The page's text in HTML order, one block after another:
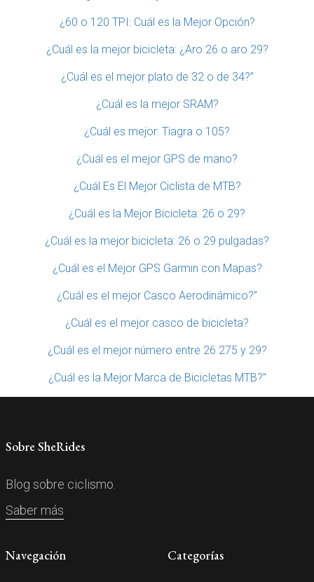
¿60 o 120 TPI: Cuál es la Mejor Opción?
¿Cuál es la mejor bicicleta: ¿Aro 26 o aro 29?
¿Cuál es el mejor plato de 32 o de 34?”
¿Cuál es la mejor SRAM?
¿Cuál es mejor: Tiagra o 105?
¿Cuál es el mejor GPS de mano?
¿Cuál Es El Mejor Ciclista de MTB?
¿Cuál es la Mejor Bicicleta: 26 o 29?
¿Cuál es la mejor bicicleta: 26 o 29 pulgadas?
¿Cuál es el Mejor GPS Garmin con Mapas?
¿Cuál es el mejor Casco Aerodinámico?”
¿Cuál es el mejor casco de bicicleta?
¿Cuál es el mejor número entre 26 275 y 29?
¿Cuál es la Mejor Marca de Bicicletas MTB?”
Sobre SheRides
Blog sobre ciclismo.
Saber más
Navegación Categorías